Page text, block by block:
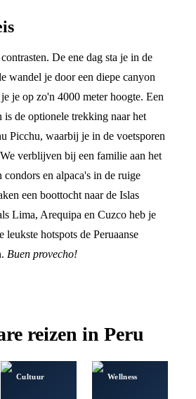
De ene dag sta je in de
wandel je door een diepe canyon
je op zo'n 4000 meter hoogte. Een
is de optionele trekking naar het
Picchu, waarbij je in de voetsporen
verblijven bij een familie aan het
condors en alpaca's in de ruige
een boottocht naar de Islas
Lima, Arequipa en Cuzco heb je
hotspots de Peruaanse
Buen provecho!
reizen in Peru
Cultuur Wellness